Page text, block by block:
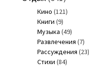
Кино (121)
Книги (9)
Музыка (49)
Развлечения (7)
Рассуждения (23)
Стихи (84)